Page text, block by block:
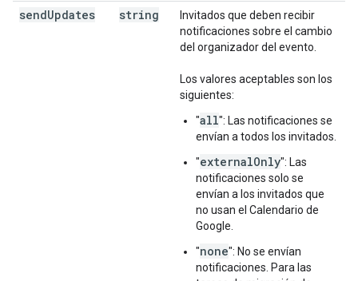
sendUpdates string
Invitados que deben recibir
notificaciones sobre el cambio
del organizador del evento.
Los valores aceptables son los
siguientes:
"all": Las notificaciones se
envían a todos los invitados.
"externalOnly": Las
notificaciones solo se
envían a los invitados que
no usan el Calendario de
Google.
"none": No se envían
notificaciones. Para las